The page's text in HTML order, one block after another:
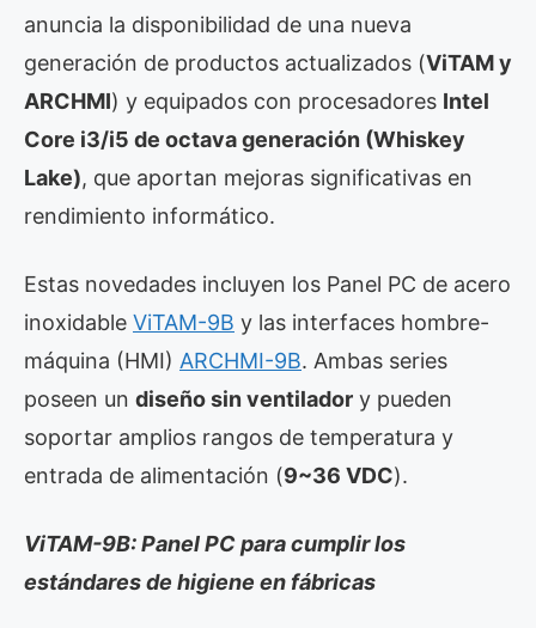
anuncia la disponibilidad de una nueva
generación de productos actualizados (ViTAM y
ARCHMI) y equipados con procesadores Intel
Core i3/i5 de octava generación (Whiskey
Lake), que aportan mejoras significativas en
rendimiento informático.
Estas novedades incluyen los Panel PC de acero
inoxidable ViTAM-9B y las interfaces hombre-
máquina (HMI) ARCHMI-9B. Ambas series
poseen un diseño sin ventilador y pueden
soportar amplios rangos de temperatura y
entrada de alimentación (9~36 VDC).
ViTAM-9B: Panel PC para cumplir los
estándares de higiene en fábricas